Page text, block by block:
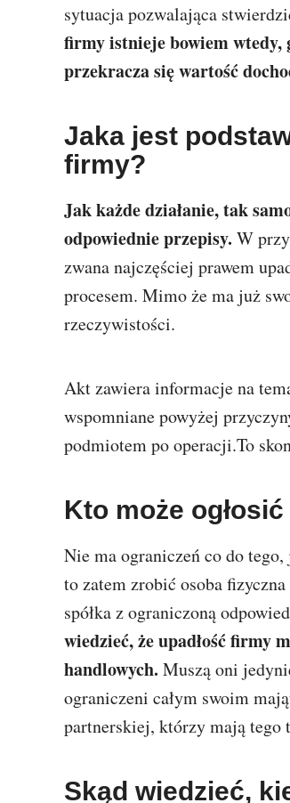
sytuacja pozwalająca
firmy istnieje bowiem wtedy,
przekracza się wartość
Jaka jest
firmy?
Jak każde działanie, tak
odpowiednie przepisy. W
zwana najczęściej prawem
procesem. Mimo że ma już
rzeczywistości.
Akt zawiera informacje na
wspomniane powyżej
podmiotem po operacji.To
Kto może
Nie ma ograniczeń co do
to zatem zrobić osoba
spółka z ograniczoną
wiedzieć, że upadłość firmy
handlowych. Muszą oni
ograniczeni całym swoim
partnerskiej, którzy mają tego
Skąd wiedzieć,